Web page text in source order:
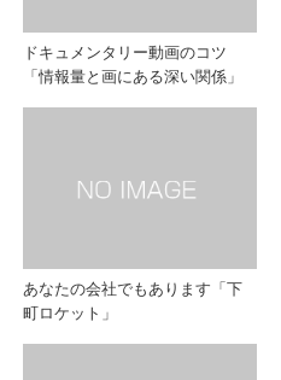
ドキュメンタリー動画のコツ
「情報量と画にある深い関係」
あなたの会社でもあります「下
町ロケット」